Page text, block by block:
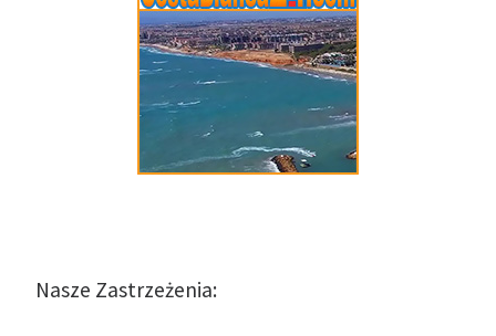
Nasze Zastrzeżenia: